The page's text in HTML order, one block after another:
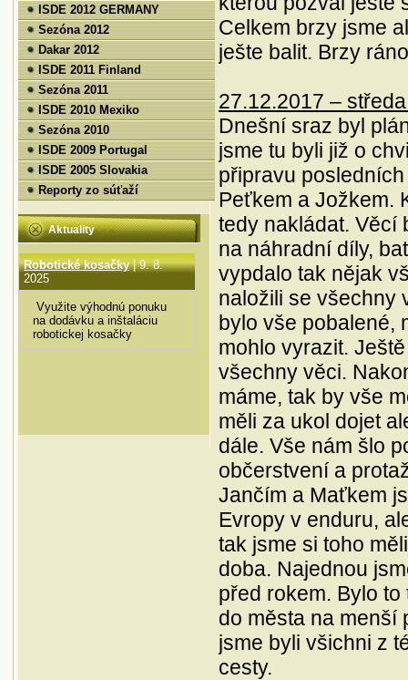
ISDE 2012 GERMANY
Sezóna 2012
Dakar 2012
ISDE 2011 Finland
Sezóna 2011
ISDE 2010 Mexiko
Sezóna 2010
ISDE 2009 Portugal
ISDE 2005 Slovakia
Reporty zo súťaží
Aktuality
Priestory na prenájom| 14. 1.
2025
Ponúkame na
prenájom posledné
novoskolaudované
voľné priestory v našej
budove.
dajú prípadne deliť
alebo spájať.
Momentálne sú
posledné voľné
priestory:
1.poschodie -
kancelárske alebo
prízemie - obchodné
Pokiaľ chcete 100%
ochranu karburátorov
pred zanesením
biologickými
prímesami v
alkylátové benzíny bez
obsahu biozložiek.
Dostanete ich u nás v
5-litrovych kanistroch.
Zvlášť pre 4-takty a
zvlášt pre dvojtakty (už
namiešané s kvalitným
olejom v pomere 1:50)
Pokiaľ nechcete
oktánový z čerpacích
Robotické kosačky| 9. 8.
2025
Využite výhodnú ponuku
na dodávku a inštaláciu
robotickej kosačky
Celkem brzy jsme
ješte balit. Brzy
27.12.2017 –
Dnešní sraz byl
jsme tu byli již o
připravu
Peťkem a Jožkem.
tedy nakládat. Věcí
na náhradní díly,
vypdalo tak nějak
naložili se všechny
bylo vše pobalené,
mohlo vyrazit.
všechny věci.
máme, tak by vše
měli za ukol dojet
dále. Vše nám šlo
občerstvení a
Jančím a Maťkem
Evropy v enduru,
tak jsme si toho
doba. Najednou
před rokem. Bylo
do města na menší
jsme byli všichni z
cesty.